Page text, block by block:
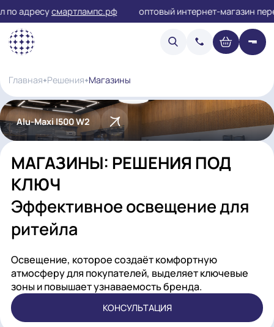
адресусмартлампс.рф оптовый интернет-
Alu-Maxi l500 W2
МАГАЗИНЫ: РЕШЕНИЯ ПОД
КЛЮЧ
Эффективное освещение
ритейла
Освещение, которое создаёт комфортную
атмосферу для покупателей, выделяет
зоны и повышает узнаваемость бренда.